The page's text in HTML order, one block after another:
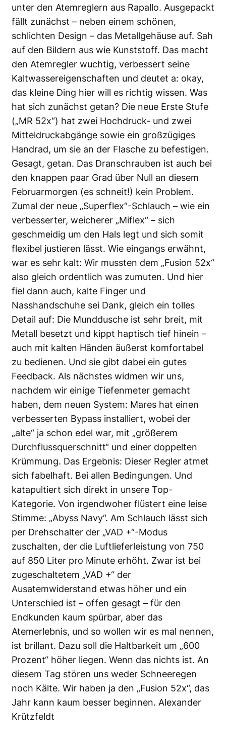
unter den Atemreglern aus Rapallo. Ausgepackt
fällt zunächst – neben einem schönen,
schlichten Design – das Metallgehäuse auf. Sah
auf den Bildern aus wie Kunststoff. Das macht
den Atemregler wuchtig, verbessert seine
Kaltwassereigenschaften und deutet a: okay,
das kleine Ding hier will es richtig wissen. Was
hat sich zunächst getan? Die neue Erste Stufe
(„MR 52x“) hat zwei Hochdruck- und zwei
Mitteldruckabgänge sowie ein großzügiges
Handrad, um sie an der Flasche zu befestigen.
Gesagt, getan. Das Dranschrauben ist auch bei
den knappen paar Grad über Null an diesem
Februarmorgen (es schneit!) kein Problem.
Zumal der neue „Superflex“-Schlauch – wie ein
verbesserter, weicherer „Miflex“ – sich
geschmeidig um den Hals legt und sich somit
flexibel justieren lässt. Wie eingangs erwähnt,
war es sehr kalt: Wir mussten dem „Fusion 52x“
also gleich ordentlich was zumuten. Und hier
fiel dann auch, kalte Finger und
Nasshandschuhe sei Dank, gleich ein tolles
Detail auf: Die Munddusche ist sehr breit, mit
Metall besetzt und kippt haptisch tief hinein –
auch mit kalten Händen äußerst komfortabel
zu bedienen. Und sie gibt dabei ein gutes
Feedback. Als nächstes widmen wir uns,
nachdem wir einige Tiefenmeter gemacht
haben, dem neuen System: Mares hat einen
verbesserten Bypass installiert, wobei der
„alte“ ja schon edel war, mit „größerem
Durchflussquerschnitt“ und einer doppelten
Krümmung. Das Ergebnis: Dieser Regler atmet
sich fabelhaft. Bei allen Bedingungen. Und
katapultiert sich direkt in unsere Top-
Kategorie. Von irgendwoher flüstert eine leise
Stimme: „Abyss Navy“. Am Schlauch lässt sich
per Drehschalter der „VAD +“-Modus
zuschalten, der die Luftlieferleistung von 750
auf 850 Liter pro Minute erhöht. Zwar ist bei
zugeschaltetem „VAD +“ der
Ausatemwiderstand etwas höher und ein
Unterschied ist – offen gesagt – für den
Endkunden kaum spürbar, aber das
Atemerlebnis, und so wollen wir es mal nennen,
ist brillant. Dazu soll die Haltbarkeit um „600
Prozent“ höher liegen. Wenn das nichts ist. An
diesem Tag stören uns weder Schneeregen
noch Kälte. Wir haben ja den „Fusion 52x“, das
Jahr kann kaum besser beginnen. Alexander
Krützfeldt